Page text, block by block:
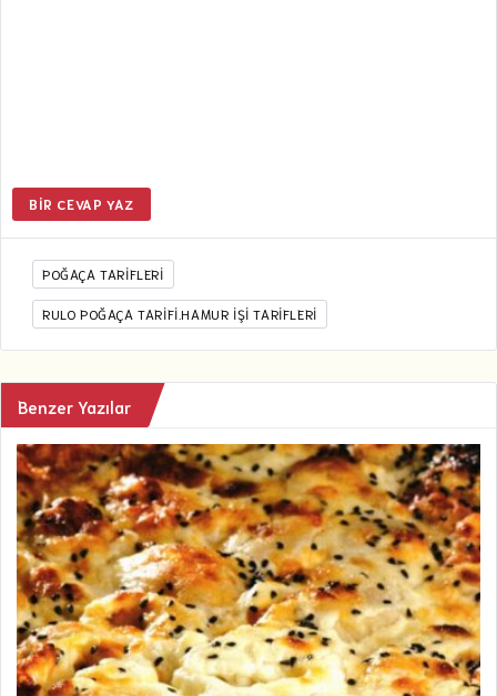
BIR CEVAP YAZ
POĞAÇA TARIFLERI
RULO POĞAÇA TARIFI.HAMUR İŞİ TARİFLERİ
Benzer Yazılar